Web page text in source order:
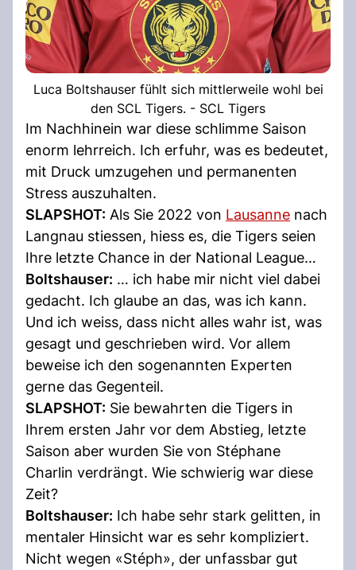
Luca Boltshauser fühlt sich mittlerweile wohl bei
den SCL Tigers. - SCL Tigers
Im Nachhinein war diese schlimme Saison
enorm lehrreich. Ich erfuhr, was es bedeutet,
mit Druck umzugehen und permanenten
Stress auszuhalten.
SLAPSHOT: Als Sie 2022 von Lausanne nach
Langnau stiessen, hiess es, die Tigers seien
Ihre letzte Chance in der National League…
Boltshauser: … ich habe mir nicht viel dabei
gedacht. Ich glaube an das, was ich kann.
Und ich weiss, dass nicht alles wahr ist, was
gesagt und geschrieben wird. Vor allem
beweise ich den sogenannten Experten
gerne das Gegenteil.
SLAPSHOT: Sie bewahrten die Tigers in
Ihrem ersten Jahr vor dem Abstieg, letzte
Saison aber wurden Sie von Stéphane
Charlin verdrängt. Wie schwierig war diese
Zeit?
Boltshauser: Ich habe sehr stark gelitten, in
mentaler Hinsicht war es sehr kompliziert.
Nicht wegen «Stéph», der unfassbar gut